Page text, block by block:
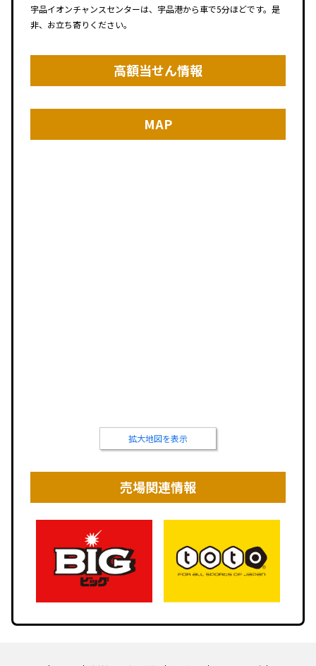
宇品イオンチャンスセンターは、宇品港から車で5分ほどです。是
非、お立ち寄りください。
高額当せん情報
MAP
拡大地図を表示
売場関連情報